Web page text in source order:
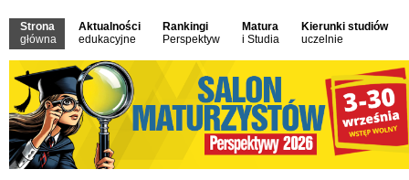
Strona
główna
Aktualności
edukacyjne
Rankingi
Perspektyw
Matura
i Studia
Kierunki studiów
uczelnie